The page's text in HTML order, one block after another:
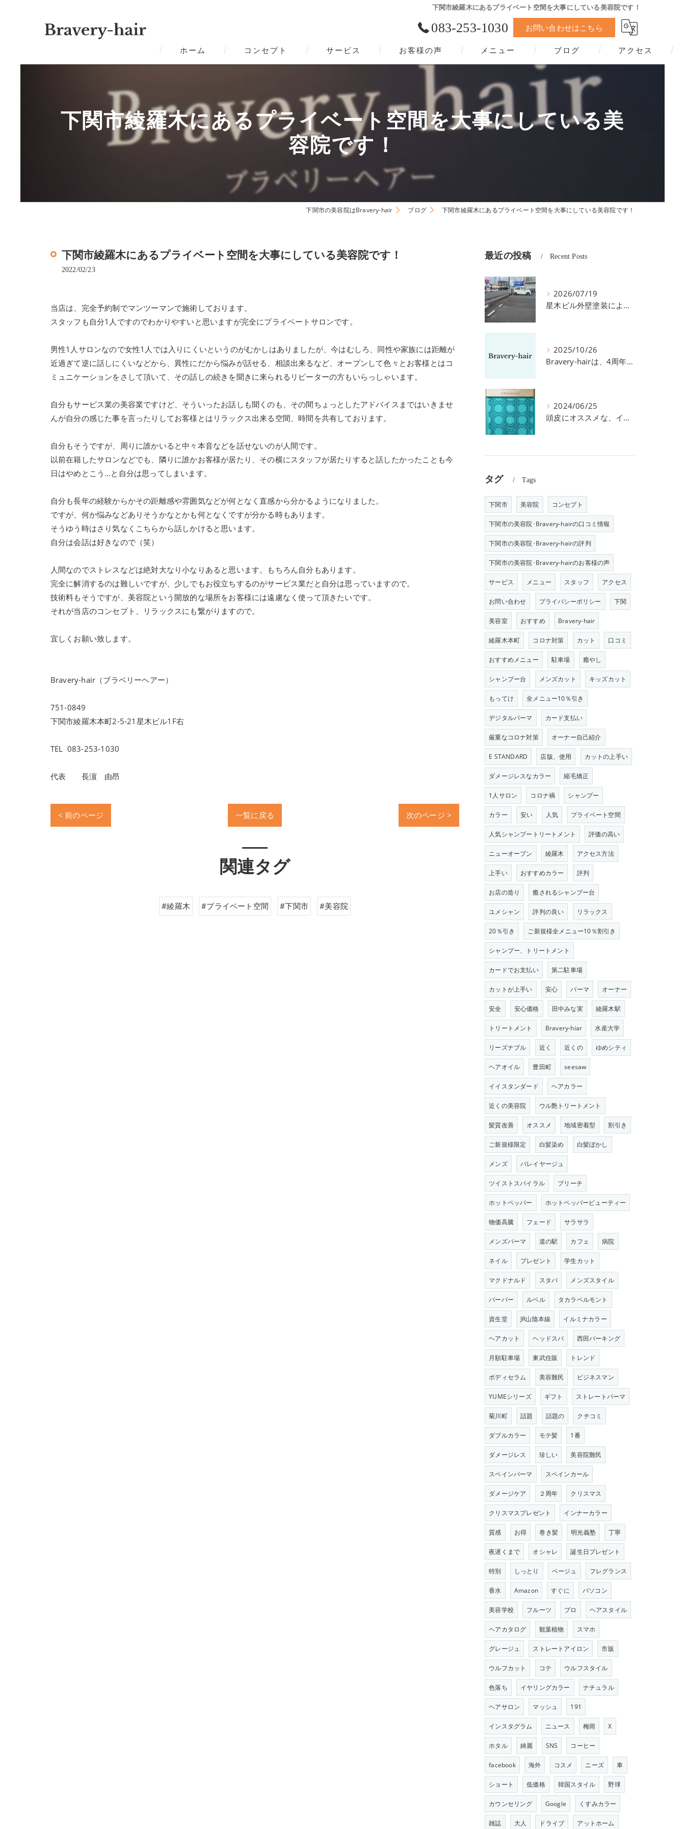
下関市綾羅木にあるプライベート空間を大事にしている美容院です！
083-253-1030 お問い合わせはこちら
ホーム コンセプト
下関市の美容院･Bravery-hairの評判
下関市の美容院･Bravery-hairのお客様の声
サービス お客様の声 メニュー ブログ アクセス
下関市綾羅木にあるプライベート空間を大事にしている美
容院です！
下関市の美容院はBravery-hair ブログ 下関市綾羅木にあるプライベート空間を大事にしている美容院です！
下関市綾羅木にあるプライベート空間を大事にしている美容院です！
2022/02/23
当店は、完全予約制でマンツーマンで施術しております。
スタッフも自分1人ですのでわかりやすいと思いますが完全にプライベートサロンです。
男性1人サロンなので女性1人では入りにくいというのがむかしはありましたが、今はむしろ、同性や家族には距離が
近過ぎて逆に話しにくいなどから、異性にだから悩みが話せる、相談出来るなど、オープンして色々とお客様とはコ
ミュニケーションをさして頂いて、その話しの続きを聞きに来られるリピーターの方もいらっしゃいます。
自分もサービス業の美容業ですけど、そういったお話しも聞くのも、その間ちょっとしたアドバイスまではいきませ
んが自分の感じた事を言ったりしてお客様とはリラックス出来る空間、時間を共有しております。
自分もそうですが、周りに誰かいると中々本音などを話せないのが人間です。
以前在籍したサロンなどでも、隣りに誰かお客様が居たり、その横にスタッフが居たりすると話したかったことも今
日はやめとこう…と自分は思ってしまいます。
自分も長年の経験からかその距離感や雰囲気などが何となく直感から分かるようになりました。
ですが、何か悩みなどありそうかなとかも何となくですが分かる時もあります。
そうゆう時はさり気なくこちらから話しかけると思います。
自分は会話は好きなので（笑）
人間なのでストレスなどは絶対大なり小なりあると思います。もちろん自分もあります。
完全に解消するのは難しいですが、少しでもお役立ちするのがサービス業だと自分は思っていますので。
技術料もそうですが、美容院という開放的な場所をお客様には遠慮なく使って頂きたいです。
それが当店のコンセプト、リラックスにも繋がりますので。
宜しくお願い致します。
Bravery-hair（ブラベリーヘアー）
751-0849
下関市綾羅木本町2-5-21星木ビル1F右
TEL 083-253-1030
代表 長濵 由昂
< 前のページ 一覧に戻る 次のページ >
関連タグ
#綾羅木 #プライベート空間 #下関市 #美容院
最近の投稿 Recent Posts
2026/07/19
星木ビル外壁塗装による、駐車場の件につきまして。
2025/10/26
Bravery-hairは、4周年を迎えました！
2024/06/25
頭皮にオススメな、イイスタンダードのスカルプ系シャンプー＆トリートメントです！
タグ Tags
下関市 美容院 コンセプト
下関市の美容院･Bravery-hairの口コミ情報
下関市の美容院･Bravery-hairの評判
下関市の美容院･Bravery-hairのお客様の声
サービス メニュー スタッフ アクセス
お問い合わせ プライバシーポリシー 下関
美容室 おすすめ Bravery-hair
綾羅木本町 コロナ対策 カット 口コミ
おすすめメニュー 駐車場 癒やし
シャンプー台 メンズカット キッズカット
もってけ 全メニュー10％引き
デジタルパーマ カード支払い
厳重なコロナ対策 オーナー自己紹介
E STANDARD 店版、使用 カットの上手い
ダメージレスなカラー 縮毛矯正
1人サロン コロナ禍 シャンプー
カラー 安い 人気 プライベート空間
人気シャンプートリートメント 評価の高い
ニューオープン 綾羅木 アクセス方法
上手い おすすめカラー 評判
お店の造り 癒されるシャンプー台
ユメシャン 評判の良い リラックス
20％引き ご新規様全メニュー10％割引き
シャンプー、トリートメント
カードでお支払い 第二駐車場
カットが上手い 安心 パーマ オーナー
安全 安心価格 田中みな実 綾羅木駅
トリートメント Bravery-hiar 水産大学
リーズナブル 近く 近くの ゆめシティ
ヘアオイル 豊田町 seesaw
イイスタンダード ヘアカラー
近くの美容院 ウル艶トリートメント
髪質改善 オススメ 地域密着型 割引き
ご新規様限定 白髪染め 白髪ぼかし
メンズ バレイヤージュ
ツイストスパイラル ブリーチ
ホットペッパー ホットペッパービューティー
物価高騰 フェード サラサラ
メンズパーマ 道の駅 カフェ 病院
ネイル プレゼント 学生カット
マクドナルド スタバ メンズスタイル
バーバー ルベル タカラベルモント
資生堂 JR山陰本線 イルミナカラー
ヘアカット ヘッドスパ 西田パーキング
月額駐車場 東武住販 トレンド
ボディセラム 美容難民 ビジネスマン
YUMEシリーズ ギフト ストレートパーマ
菊川町 話題 話題の クチコミ
ダブルカラー モテ髪 1番
ダメージレス 珍しい 美容院難民
スペインパーマ スペインカール
ダメージケア ２周年 クリスマス
クリスマスプレゼント インナーカラー
質感 お得 巻き髪 明光義塾 丁寧
夜遅くまで オシャレ 誕生日プレゼント
特別 しっとり ベージュ フレグランス
香水 Amazon すぐに パソコン
美容学校 フルーツ プロ ヘアスタイル
ヘアカタログ 観葉植物 スマホ
グレージュ ストレートアイロン 市販
ウルフカット コテ ウルフスタイル
色落ち イヤリングカラー ナチュラル
ヘアサロン マッシュ 191
インスタグラム ニュース 梅雨 X
ホタル 綺麗 SNS コーヒー
facebook 海外 コスメ ニーズ 車
ショート 低価格 韓国スタイル 野球
カウンセリング Google くすみカラー
雑誌 大人 ドライブ アットホーム